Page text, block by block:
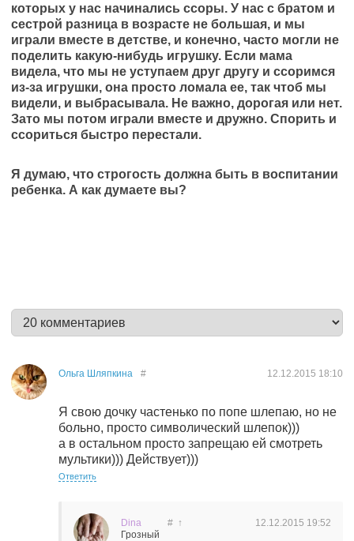
которых у нас начинались ссоры. У нас с братом и
сестрой разница в возрасте не большая, и мы
играли вместе в детстве, и конечно, часто могли не
поделить какую-нибудь игрушку. Если мама
видела, что мы не уступаем друг другу и ссоримся
из-за игрушки, она просто ломала ее, так чтоб мы
видели, и выбрасывала. Не важно, дорогая или нет.
Зато мы потом играли вместе и дружно. Спорить и
ссориться быстро перестали.
Я думаю, что строгость должна быть в воспитании
ребенка. А как думаете вы?
Ольга Шляпкина 12.12.2015 18:10
#
Я свою дочку частенько по попе шлепаю, но не
больно, просто символический шлепок)))
а в остальном просто запрещаю ей смотреть
мультики))) Действует)))
Ответить
Dina
Грозный
12.12.2015 19:52
# ↑